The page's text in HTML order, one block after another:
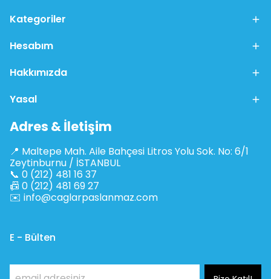
Kategoriler
Hesabım
Hakkımızda
Yasal
Adres & İletişim
📍 Maltepe Mah. Aile Bahçesi Litros Yolu Sok. No: 6/1
Zeytinburnu / İSTANBUL
📞 0 (212) 481 16 37
📠 0 (212) 481 69 27
✉️ info@caglarpaslanmaz.com
E - Bülten